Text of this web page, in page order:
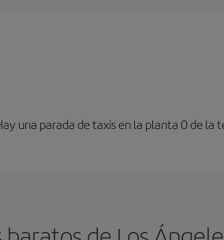
una parada de taxis en la planta 0 de la